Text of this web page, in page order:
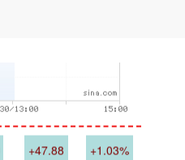
+47.88 +1.03%